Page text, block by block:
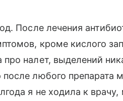
После лечения
кроме кислого
про налет, выделений
любого препарата
я не ходила к